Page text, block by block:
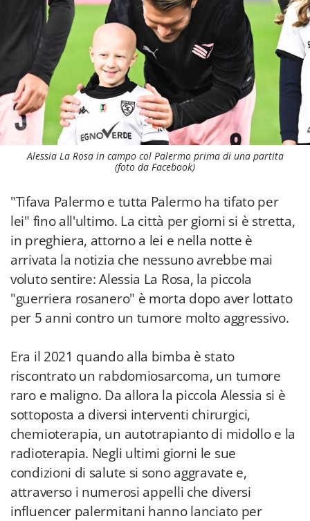
Alessia La Rosa in campo col Palermo prima di una partita
(foto da Facebook)
"Tifava Palermo e tutta Palermo ha tifato per
lei" fino all'ultimo. La città per giorni si è stretta,
in preghiera, attorno a lei e nella notte è
arrivata la notizia che nessuno avrebbe mai
voluto sentire: Alessia La Rosa, la piccola
"guerriera rosanero" è morta dopo aver lottato
per 5 anni contro un tumore molto aggressivo.
Era il 2021 quando alla bimba è stato
riscontrato un rabdomiosarcoma, un tumore
raro e maligno. Da allora la piccola Alessia si è
sottoposta a diversi interventi chirurgici,
chemioterapia, un autotrapianto di midollo e la
radioterapia. Negli ultimi giorni le sue
condizioni di salute si sono aggravate e,
attraverso i numerosi appelli che diversi
influencer palermitani hanno lanciato per